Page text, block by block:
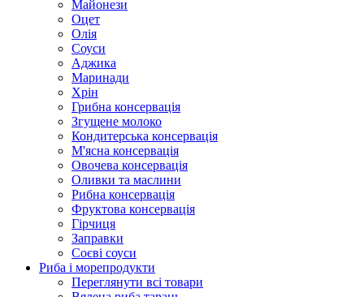
Майонези
Оцет
Олія
Соуси
Аджика
Маринади
Хрін
Грибна консервація
Згущене молоко
Кондитерська консервація
М'ясна консервація
Овочева консервація
Оливки та маслини
Рибна консервація
Фруктова консервація
Гірчиця
Заправки
Соєві соуси
Риба і морепродукти
Переглянути всі товари